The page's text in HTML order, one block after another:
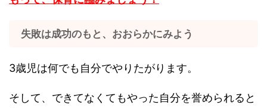
失敗は成功のもと、おおらかにみよう
3歳児は何でも自分でやりたがります。
そして、できてなくてもやった自分を誉められると